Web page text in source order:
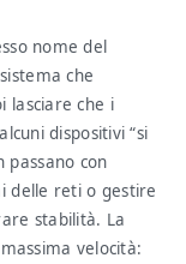
nome del
che
lasciare che i
dispositivi “si
passano con
delle reti o gestire
stabilità. La
velocità: